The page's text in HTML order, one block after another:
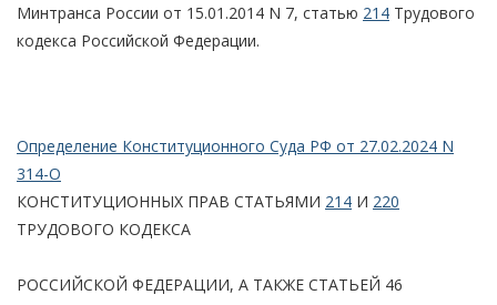
Минтранса России от 15.01.2014 N 7, статью 214 Трудового
кодекса Российской Федерации.
Определение Конституционного Суда РФ от 27.02.2024 N
314-О
КОНСТИТУЦИОННЫХ ПРАВ СТАТЬЯМИ 214 И 220
ТРУДОВОГО КОДЕКСА
РОССИЙСКОЙ ФЕДЕРАЦИИ, А ТАКЖЕ СТАТЬЕЙ 46